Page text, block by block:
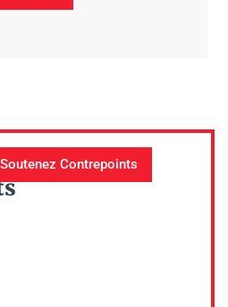
Soutenez Contrepoints